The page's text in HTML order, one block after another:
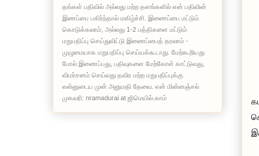
தங்கள் பதிவில் அல்லது மற்ற தளங்களில் என் பதிவின்
இணப்பை பகிர்ந்தால் மகிழ்ச்சி. இணைப்பை மட்டும்
கொடுக்கலாம், அல்லது 1-2 பத்திகளை மட்டும்
மறுபதிப்பு செய்துவிட்டு இணைப்பைத் தரலாம் -
முழுமையாக மறுபதிப்பு செய்யக்கூடாது. மேற்கூறியது
போல் இணைப்பது, பதிவுகளை மேற்கோள் காட்டுவது,
விமர்சனம் செய்வது தவிர மற்ற மறுபதிப்புக்கு
என்னுடைய முன் அனுமதி தேவை. என் மின்னஞ்சல்
முகவரி: nramadurai at ஜிமெயில்.காம்